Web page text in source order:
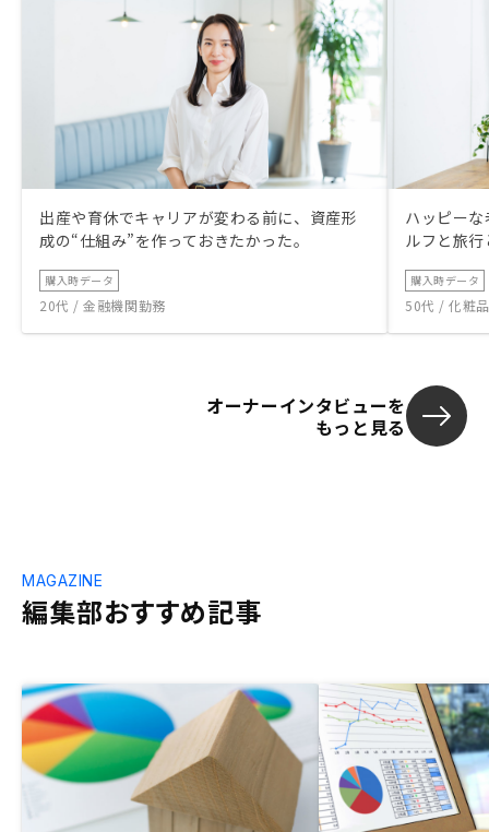
出産や育休でキャリアが変わる前に、資産形
成の“仕組み”を作っておきたかった。
購入時データ
20代 / 金融機関勤務
ハッピー
ルフと旅
購入時データ
50代 / 化粧
オーナーインタビューを
もっと見る
編集部おすすめ記事
MAGAZINE